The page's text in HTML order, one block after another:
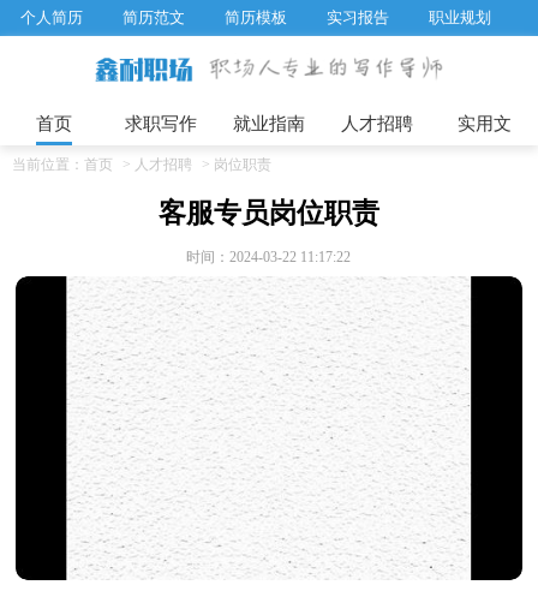
个人简历 简历范文 简历模板 实习报告
职业规划
招聘选拔 企业文化
工作计划
首页 求职写作 就业指南 人才招聘 实用文
当前位置： 首页 > 人才招聘 > 岗位职责
客服专员岗位职责
时间：2024-03-22 11:17:22